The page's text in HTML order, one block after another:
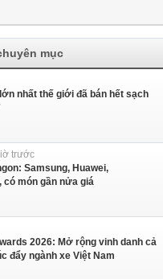
mục
nhất thế giới đã bán hết sạch
trước
Samsung, Huawei,
có món gần nửa giá
2026: Mở rộng vinh danh cả
đẩy ngành xe Việt Nam